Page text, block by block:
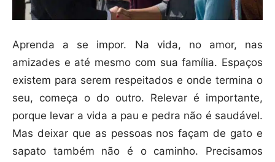
Aprenda a se impor. Na vida, no amor, nas
amizades e até mesmo com sua família. Espaços
existem para serem respeitados e onde termina o
seu, começa o do outro. Relevar é importante,
porque levar a vida a pau e pedra não é saudável.
Mas deixar que as pessoas nos façam de gato e
sapato também não é o caminho. Precisamos